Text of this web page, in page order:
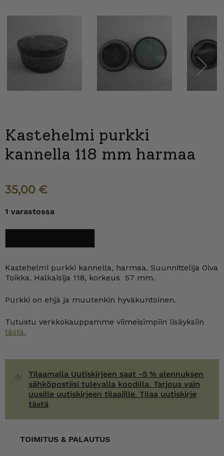
Kastehelmi purkki
kannella 118 mm harmaa
35,00 €
1 varastossa
kannella
harmaa
määrä
Kastehelmi purkki kannella, harmaa. Suunnittelija Oiva
Toikka. Halkaisija 118, korkeus 57 mm.
Purkki on ehjä ja muutenkin hyväkuntoinen.
Tutustu verkkokauppamme viimeisimpiin lisäyksiin
tästä.
Tilaamalla Uutiskirjeen saat -5 % alennuksen
sähköpostiisi tulevalla koodilla. Tarjous vain
uusille uutiskirjeen tilaajille. Tilaa uutiskirje
tästä
TOIMITUS & PALAUTUS